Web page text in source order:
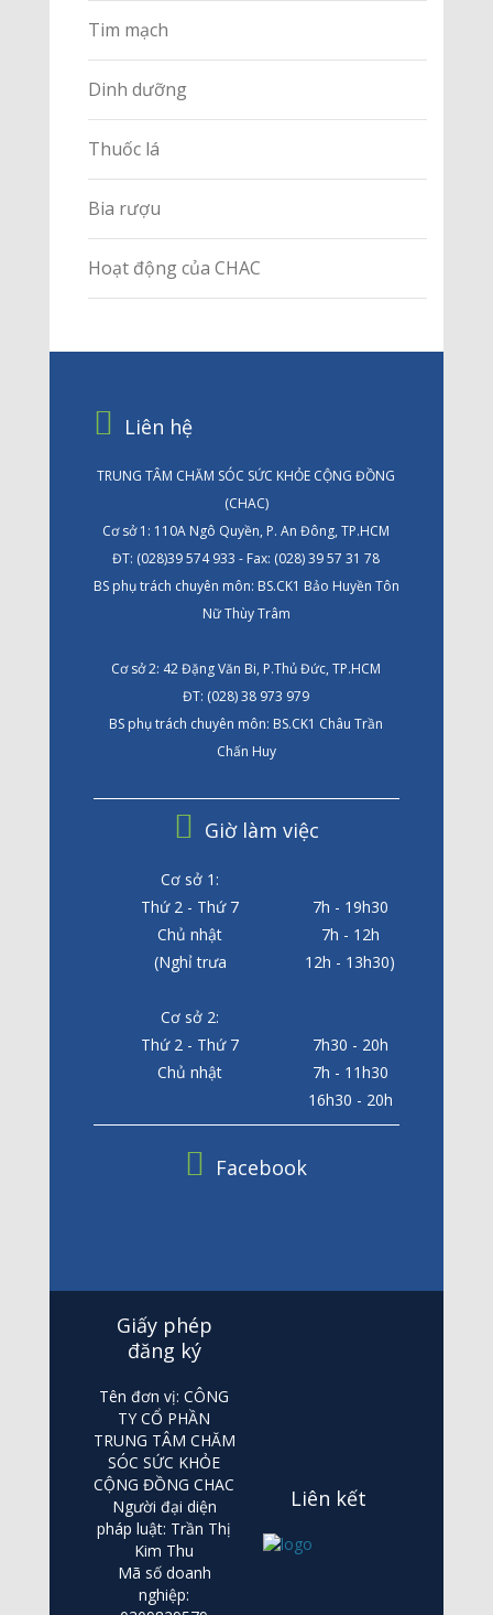
Tim mạch
Dinh dưỡng
Thuốc lá
Bia rượu
Hoạt động của CHAC
Liên hệ
TRUNG TÂM CHĂM SÓC SỨC KHỎE CỘNG ĐỒNG
(CHAC)
Cơ sở 1: 110A Ngô Quyền, P. An Đông, TP.HCM
ĐT: (028)39 574 933 - Fax: (028) 39 57 31 78
BS phụ trách chuyên môn: BS.CK1 Bảo Huyền Tôn
Nữ Thùy Trâm
Cơ sở 2: 42 Đặng Văn Bi, P.Thủ Đức, TP.HCM
ĐT: (028) 38 973 979
BS phụ trách chuyên môn: BS.CK1 Châu Trần
Chấn Huy
Giờ làm việc
Cơ sở 1:
Thứ 2 - Thứ 7
7h - 19h30
Chủ nhật
7h - 12h
(Nghỉ trưa
12h - 13h30)
Cơ sở 2:
Thứ 2 - Thứ 7
7h30 - 20h
Chủ nhật
7h - 11h30
16h30 - 20h
Facebook
Giấy phép
đăng ký
Tên đơn vị: CÔNG
TY CỔ PHẦN
TRUNG TÂM CHĂM
SÓC SỨC KHỎE
CỘNG ĐỒNG CHAC
Người đại diện
pháp luật: Trần Thị
Kim Thu
Mã số doanh
nghiệp:
Liên kết